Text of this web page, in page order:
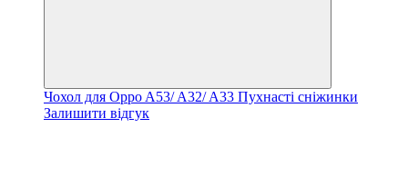
Чохол для Oppo A53/ A32/ A33 Пухнасті сніжинки
Залишити відгук